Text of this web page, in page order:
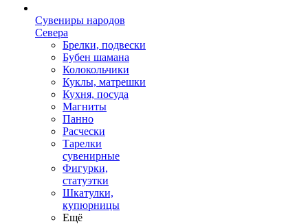
Сувениры народов
Севера
Брелки, подвески
Бубен шамана
Колокольчики
Куклы, матрешки
Кухня, посуда
Магниты
Панно
Расчески
Тарелки
сувенирные
Фигурки,
статуэтки
Шкатулки,
купюрницы
Ещё